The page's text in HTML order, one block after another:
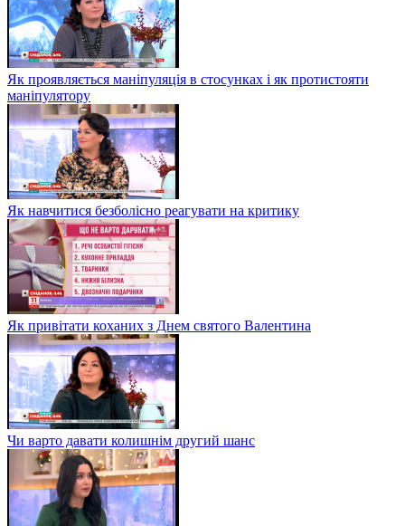
Як проявляється маніпуляція в стосунках і як протистояти
маніпулятору
Як навчитися безболісно реагувати на критику
Як привітати коханих з Днем святого Валентина
Чи варто давати колишнім другий шанс